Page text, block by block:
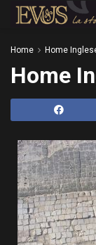
Home Home
Home